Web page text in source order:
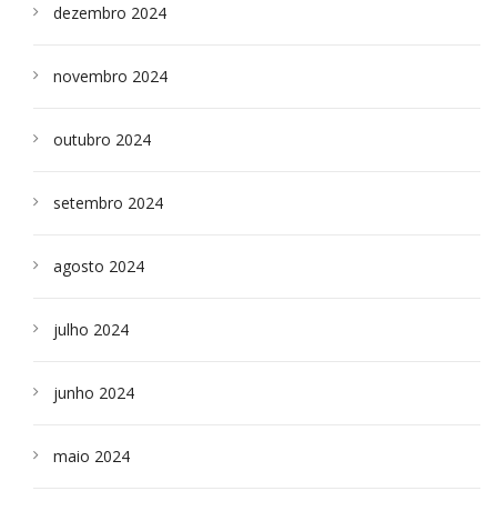
dezembro 2024
novembro 2024
outubro 2024
setembro 2024
agosto 2024
julho 2024
junho 2024
maio 2024